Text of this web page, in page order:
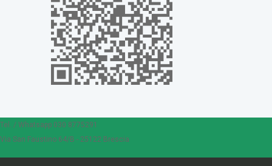
Tel. / Whatsapp 030 8775291
Via San Faustino 64/B - 25122 Brescia